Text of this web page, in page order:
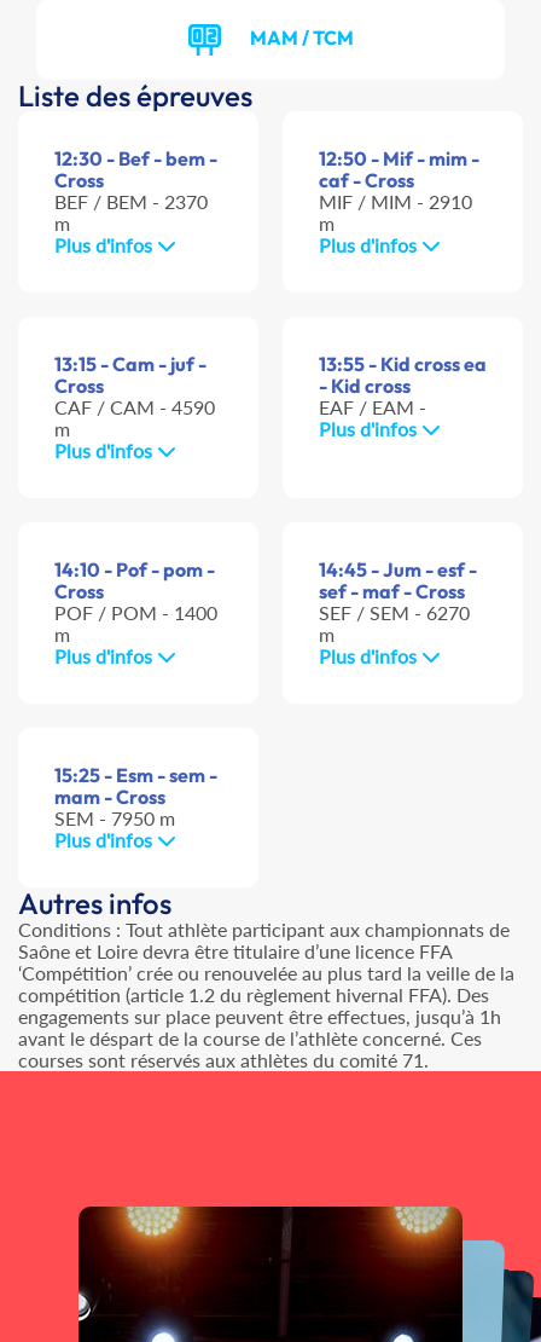
MAM / TCM
Liste des épreuves
12:30 - Bef - bem -
Cross
BEF / BEM - 2370
m
Plus d'infos
12:50 - Mif - mim -
caf - Cross
MIF / MIM - 2910
m
Plus d'infos
13:15 - Cam - juf -
Cross
CAF / CAM - 4590
m
Plus d'infos
13:55 - Kid cross ea
- Kid cross
EAF / EAM -
Plus d'infos
14:10 - Pof - pom -
Cross
POF / POM - 1400
m
Plus d'infos
14:45 - Jum - esf -
sef - maf - Cross
SEF / SEM - 6270
m
Plus d'infos
15:25 - Esm - sem -
mam - Cross
SEM - 7950 m
Plus d'infos
Autres infos
Conditions : Tout athlète participant aux championnats de
Saône et Loire devra être titulaire d’une licence FFA
‘Compétition’ crée ou renouvelée au plus tard la veille de la
compétition (article 1.2 du règlement hivernal FFA). Des
engagements sur place peuvent être effectues, jusqu’à 1h
avant le déspart de la course de l’athlète concerné. Ces
courses sont réservés aux athlètes du comité 71.